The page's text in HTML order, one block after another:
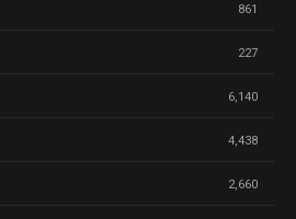
861
227
6,140
4,438
2,660